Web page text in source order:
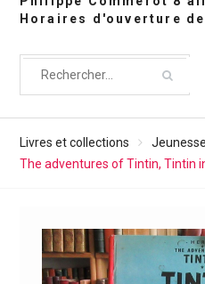
Livres et collections
The adventures of Tintin, Tintin